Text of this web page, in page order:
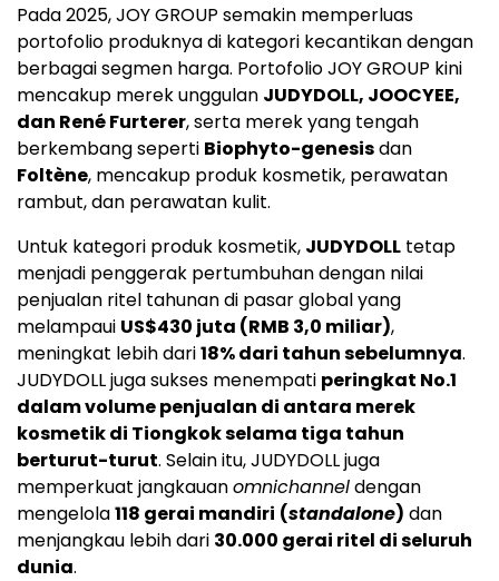
Pada 2025, JOY GROUP semakin memperluas
portofolio produknya di kategori kecantikan dengan
berbagai segmen harga. Portofolio JOY GROUP kini
mencakup merek unggulan JUDYDOLL, JOOCYEE,
dan René Furterer, serta merek yang tengah
berkembang seperti Biophyto-genesisdan
Foltène, mencakup produk kosmetik, perawatan
rambut, dan perawatan kulit.
Untuk kategori produk kosmetik, JUDYDOLL tetap
menjadi penggerak pertumbuhan dengan nilai
penjualan ritel tahunan di pasar global yang
melampaui US$430 juta (RMB 3,0 miliar),
meningkat lebih dari18% dari tahun sebelumnya.
JUDYDOLL juga sukses menempati peringkat No.1
dalam volume penjualan di antara merek
kosmetik di Tiongkok selama tiga tahun
berturut-turut. Selain itu, JUDYDOLL juga
memperkuat jangkauanomnichanneldengan
mengelola118 gerai mandiri (standalone) dan
menjangkau lebih dari 30.000 gerai ritel di seluruh
dunia.